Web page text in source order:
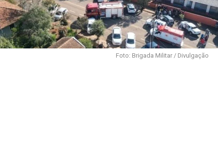
Foto: Brigada Militar / Divulgação